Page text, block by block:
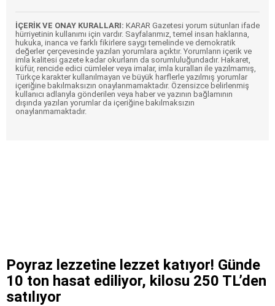
İÇERİK VE ONAY KURALLARI: KARAR Gazetesi yorum sütunları ifade
hürriyetinin kullanımı için vardır. Sayfalarımız, temel insan haklarına,
hukuka, inanca ve farklı fikirlere saygı temelinde ve demokratik
değerler çerçevesinde yazılan yorumlara açıktır. Yorumların içerik ve
imla kalitesi gazete kadar okurların da sorumluluğundadır. Hakaret,
küfür, rencide edici cümleler veya imalar, imla kuralları ile yazılmamış,
Türkçe karakter kullanılmayan ve büyük harflerle yazılmış yorumlar
içeriğine bakılmaksızın onaylanmamaktadır. Özensizce belirlenmiş
kullanıcı adlarıyla gönderilen veya haber ve yazının bağlamının
dışında yazılan yorumlar da içeriğine bakılmaksızın
onaylanmamaktadır.
Poyraz lezzetine lezzet katıyor! Günde
10 ton hasat ediliyor, kilosu 250 TL’den
satılıyor